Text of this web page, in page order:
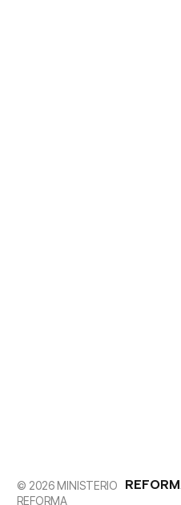
© 2026 MINISTERIO
REFORMA